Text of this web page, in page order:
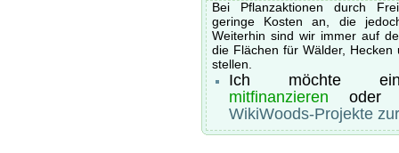
Bei Pflanzaktionen durch
geringe Kosten an, die
Weiterhin sind wir immer auf
die Flächen für Wälder,
stellen.
Ich möchte ein
mitfinanzieren oder
WikiWoods-Projekte